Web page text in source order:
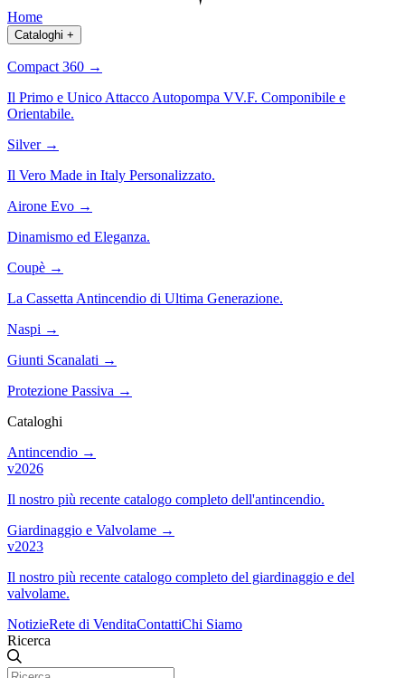
Home
Cataloghi +
Compact 360 →
Il Primo e Unico Attacco Autopompa VV.F. Componibile e
Orientabile.
Silver →
Il Vero Made in Italy Personalizzato.
Airone Evo →
Dinamismo ed Eleganza.
Coupè →
La Cassetta Antincendio di Ultima Generazione.
Naspi →
Giunti Scanalati →
Protezione Passiva →
Cataloghi
Antincendio →
v2026
Il nostro più recente catalogo completo dell'antincendio.
Giardinaggio e Valvolame →
v2023
Il nostro più recente catalogo completo del giardinaggio e del
valvolame.
NotizieRete di VenditaContattiChi Siamo
Ricerca